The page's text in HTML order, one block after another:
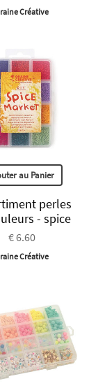
Créative
au Panier
perles
- spice
€ 6.60
Créative